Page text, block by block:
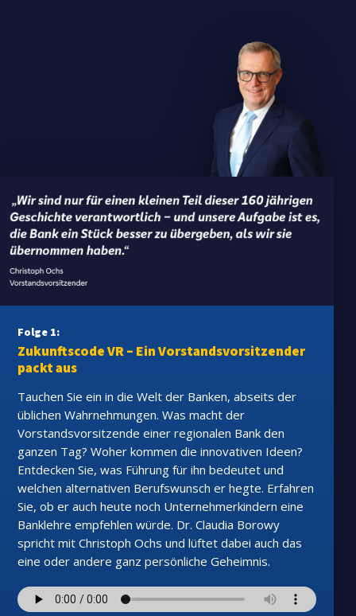
Folge 1:
Zukunftscode VR – Ein Vorstandsvorsitzender
packt aus
Tauchen Sie ein in die Welt der Banken, abseits der
üblichen Wahrnehmungen. Was macht der
Vorstandsvorsitzende einer regionalen Bank den
ganzen Tag? Woher kommen die innovativen Ideen?
Entdecken Sie, was Führung für ihn bedeutet und
welchen alternativen Berufswunsch er hegte. Erfahren
Sie, ob er auch heute noch Unternehmerkindern eine
Banklehre empfehlen würde. Dr. Claudia Borowy
spricht mit Christoph Ochs und lüftet dabei auch das
eine oder andere ganz persönliche Geheimnis.